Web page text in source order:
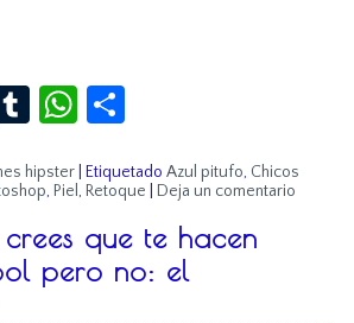
TumblrWhatsApp
hipster |Etiquetado Azul pitufo, Chicos
, Piel, Retoque Deja un comentario
que te hacen
pero no: el